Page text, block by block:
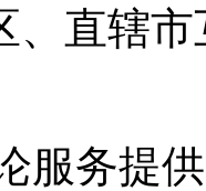
、直辖
服务提